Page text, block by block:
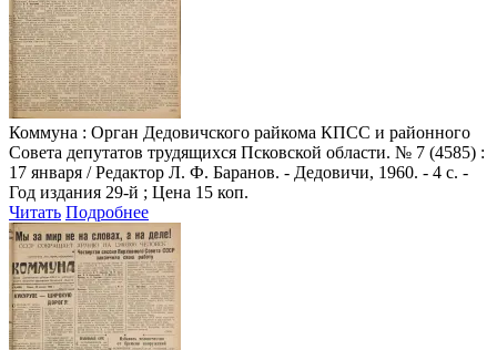
Коммуна : Орган Дедовичского райкома КПСС и районного
Совета депутатов трудящихся Псковской области. № 7 (4585) :
17 января / Редактор Л. Ф. Баранов. - Дедовичи, 1960. - 4 с. -
Год издания 29-й ; Цена 15 коп.
Читать Подробнее